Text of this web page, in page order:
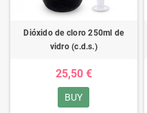
Dióxido de cloro 250ml de
vidro (c.d.s.)
25,50 €
BUY